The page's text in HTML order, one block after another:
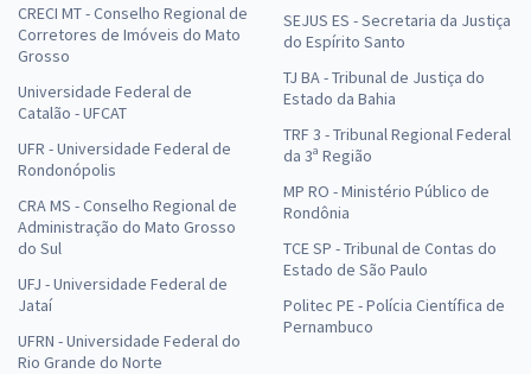
CRECI MT - Conselho Regional de
Corretores de Imóveis do Mato
Grosso
Universidade Federal de
Catalão - UFCAT
UFR - Universidade Federal de
Rondonópolis
CRA MS - Conselho Regional de
Administração do Mato Grosso
do Sul
UFJ - Universidade Federal de
Jataí
UFRN - Universidade Federal do
Rio Grande do Norte
SEJUS ES - Secretaria da Justiça
do Espírito Santo
TJ BA - Tribunal de Justiça do
Estado da Bahia
TRF 3 - Tribunal Regional Federal
da 3ª Região
MP RO - Ministério Público de
Rondônia
TCE SP - Tribunal de Contas do
Estado de São Paulo
Politec PE - Polícia Científica de
Pernambuco